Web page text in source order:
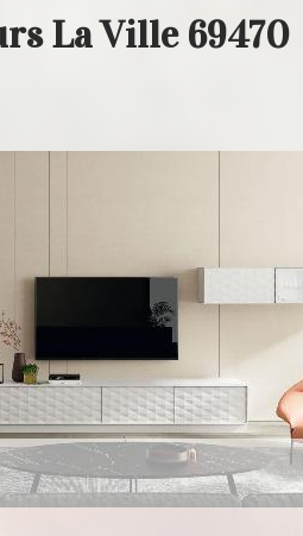
La Ville 69470